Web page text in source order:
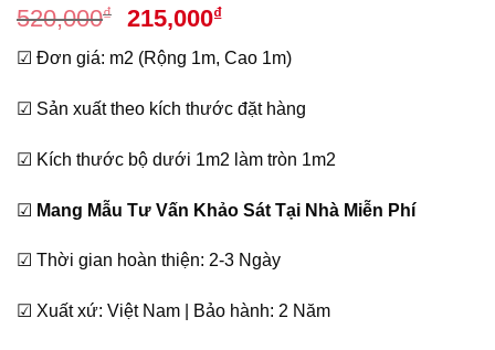
520,000₫
Giá
gốc
là:
520,000₫.
215,000₫Giá
tại
là:
215,000₫.
☑ Đơn giá: m2 (Rộng 1m, Cao 1m)
☑ Sản xuất theo kích thước đặt hàng
☑ Kích thước bộ dưới 1m2 làm tròn 1m2
☑ Mang Mẫu Tư Vấn Khảo Sát Tại Nhà Miễn Phí
☑ Thời gian hoàn thiện: 2-3 Ngày
☑ Xuất xứ: Việt Nam | Bảo hành: 2 Năm